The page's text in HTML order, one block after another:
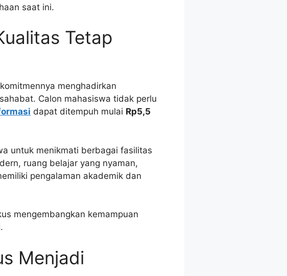
saat ini.
Tetap
menghadirkan
Calon mahasiswa tidak perlu
dapat ditempuh mulai Rp5,5
untuk menikmati berbagai fasilitas
ruang belajar yang nyaman,
pengalaman akademik dan
mengembangkan kemampuan
Menjadi